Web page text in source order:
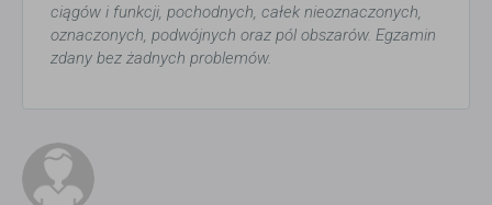
ciągów i funkcji, pochodnych, całek nieoznaczonych,
oznaczonych, podwójnych oraz pól obszarów. Egzamin
zdany bez żadnych problemów.